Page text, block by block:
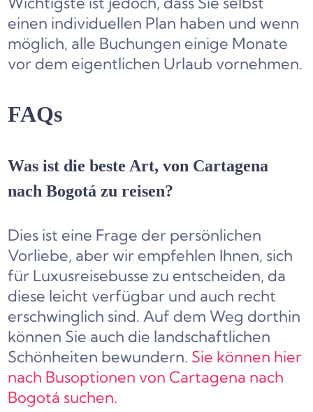
einen individuellen Plan haben und wenn
möglich, alle Buchungen einige Monate
vor dem eigentlichen Urlaub vornehmen.
FAQs
Was ist die beste Art, von Cartagena
nach Bogotá zu reisen?
Dies ist eine Frage der persönlichen
Vorliebe, aber wir empfehlen Ihnen, sich
für Luxusreisebusse zu entscheiden, da
diese leicht verfügbar und auch recht
erschwinglich sind. Auf dem Weg dorthin
können Sie auch die landschaftlichen
Schönheiten bewundern. Sie können hier
nach Busoptionen von Cartagena nach
Bogotá suchen.